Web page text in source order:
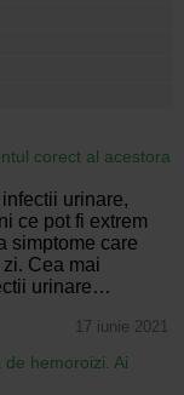
corect al acestora
urinare,
ce pot fi extrem
simptome care
Cea mai
urinare…
17 iunie 2021
hemoroizi. Ai